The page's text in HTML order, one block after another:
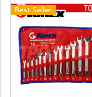
Best Seller